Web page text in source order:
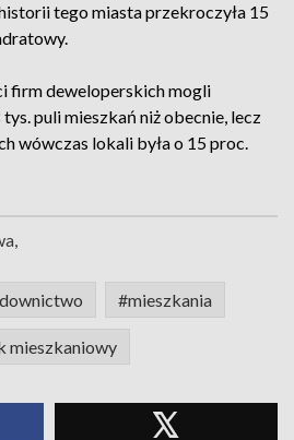
tego miasta przekroczyła 15
firm deweloperskich mogli
puli mieszkań niż obecnie, lecz
wówczas lokali była o 15 proc.
#mieszkania
mieszkaniowy